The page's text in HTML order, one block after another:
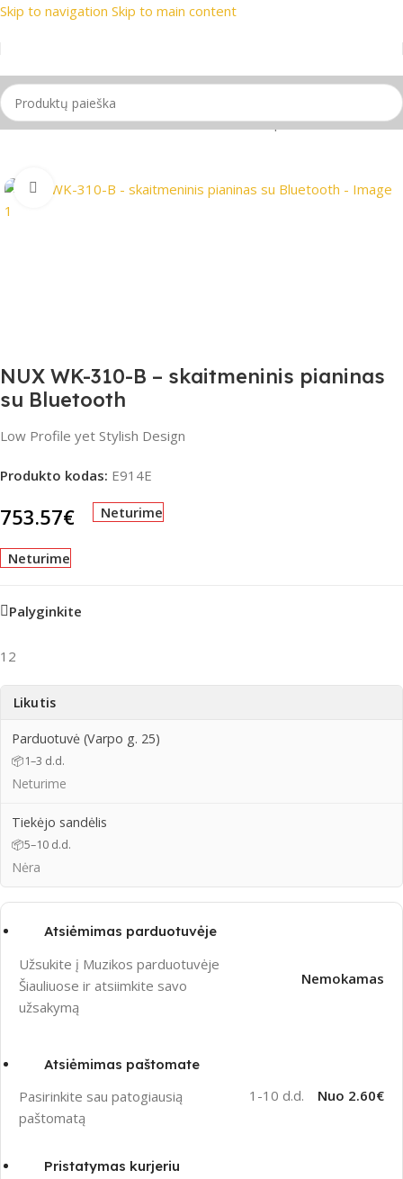
Skip to navigation Skip to main content
📦 Nemokamas
Pradžia/Klavišiniai instrumentai/Skaitmeninis pianinas
Spustelėkite, jei norite padidinti
NUX WK-310-B – skaitmeninis pianinas
su Bluetooth
Low Profile yet Stylish Design
Produkto kodas: E914E
753.57€ Neturime
Neturime
Palyginkite
12
Likutis
Parduotuvė (Varpo g. 25)
📦1–3 d.d.
Neturime
Tiekėjo sandėlis
📦5–10 d.d.
Nėra
Atsiėmimas parduotuvėje
Užsukite į Muzikos parduotuvėje
Šiauliuose ir atsiimkite savo
užsakymą
Nemokamas
Atsiėmimas paštomate
Pasirinkite sau patogiausią
paštomatą
1-10 d.d. Nuo 2.60€
Pristatymas kurjeriu